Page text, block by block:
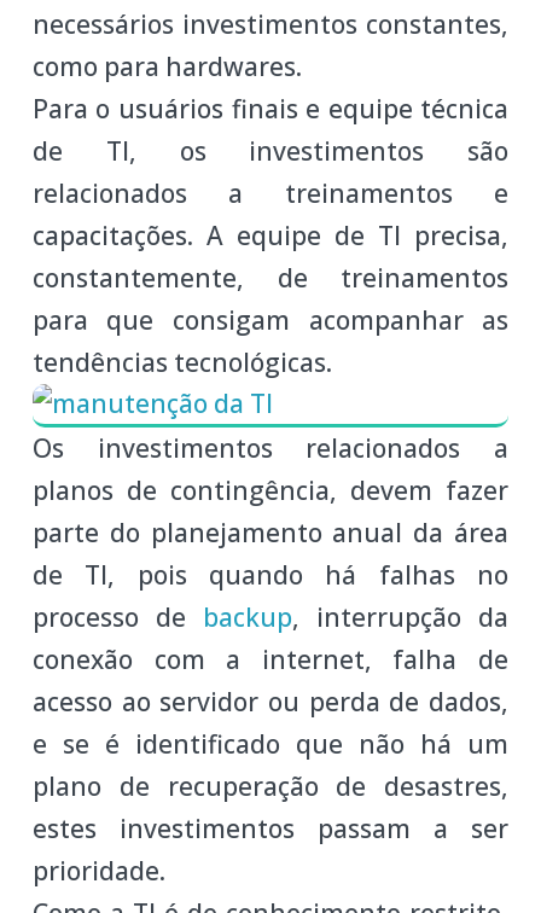
necessários investimentos constantes,
como para hardwares.
Para o usuários finais e equipe técnica
de TI, os investimentos são
relacionados a treinamentos e
capacitações. A equipe de TI precisa,
constantemente, de treinamentos
para que consigam acompanhar as
tendências tecnológicas.
Os investimentos relacionados a
planos de contingência, devem fazer
parte do planejamento anual da área
de TI, pois quando há falhas no
processo de backup, interrupção da
conexão com a internet, falha de
acesso ao servidor ou perda de dados,
e se é identificado que não há um
plano de recuperação de desastres,
estes investimentos passam a ser
prioridade.